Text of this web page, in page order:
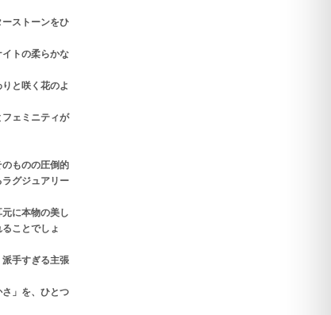
ストーンをひ
トの柔らかな
と咲く花のよ
ェミニティが
ものの圧倒的
グジュアリー
に本物の美し
ことでしょ
手すぎる主張
」を、ひとつ